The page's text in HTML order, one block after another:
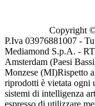
Copyright
P.Iva 03976881007 -
Mediamond S.p.A. -
Amsterdam (Paesi
Monzese (MI)Rispetto
riprodotti è vietata ogni
sistemi di intelligenza
espresso di utilizzare